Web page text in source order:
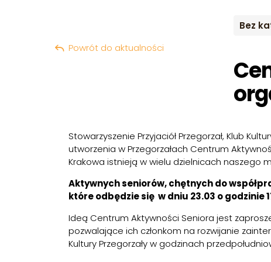
Bez
Powrót do aktualności
Stowarzyszenie Przyjaciół Przegorzał, Klub
utworzenia w Przegorzałach Centrum
Krakowa istnieją w wielu dzielnicach naszego
Aktywnych seniorów, chętnych do
które odbędzie się w dniu 23.03 o godzinie
Ideą Centrum Aktywności Seniora jest
pozwalające ich członkom na rozwijanie
Kultury Przegorzały w godzinach